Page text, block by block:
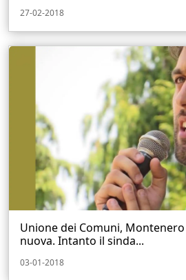
27-02-2018
Unione dei Comuni,
nuova. Intanto il sinda...
03-01-2018